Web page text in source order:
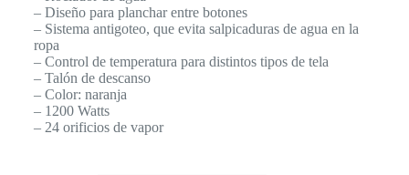
– Diseño para planchar entre botones
– Sistema antigoteo, que evita salpicaduras de agua en la
ropa
– Control de temperatura para distintos tipos de tela
– Talón de descanso
– Color: naranja
– 1200 Watts
– 24 orificios de vapor